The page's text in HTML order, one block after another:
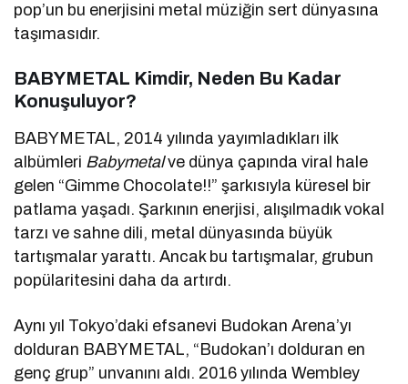
pop’un bu enerjisini metal müziğin sert dünyasına
taşımasıdır.
BABYMETAL Kimdir, Neden Bu Kadar
Konuşuluyor?
BABYMETAL, 2014 yılında yayımladıkları ilk
albümleri Babymetalve dünya çapında viral hale
gelen “Gimme Chocolate!!” şarkısıyla küresel bir
patlama yaşadı. Şarkının enerjisi, alışılmadık vokal
tarzı ve sahne dili, metal dünyasında büyük
tartışmalar yarattı. Ancak bu tartışmalar, grubun
popülaritesini daha da artırdı.
Aynı yıl Tokyo’daki efsanevi Budokan Arena’yı
dolduran BABYMETAL, “Budokan’ı dolduran en
genç grup” unvanını aldı. 2016 yılında Wembley